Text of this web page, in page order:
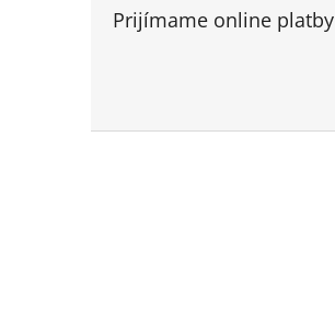
Prijímame online platby